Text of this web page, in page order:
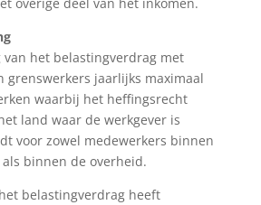
van het belastingverdrag met
grenswerkers jaarlijks maximaal
waarbij het heffingsrecht
land waar de werkgever is
voor zowel medewerkers binnen
binnen de overheid.
belastingverdrag heeft